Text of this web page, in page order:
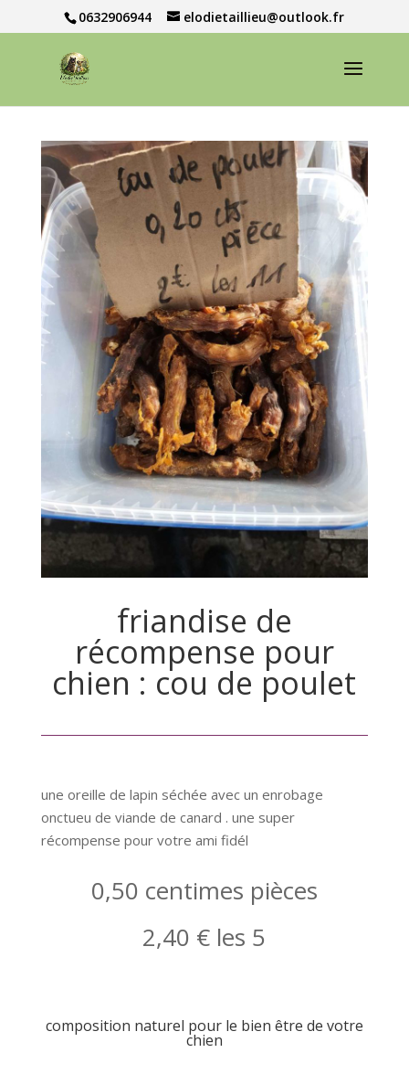
0632906944 elodietaillieu@outlook.fr
friandise de
récompense pour
chien : cou de poulet
une oreille de lapin séchée avec un enrobage
onctueu de viande de canard . une super
récompense pour votre ami fidél
0,50 centimes pièces
2,40 € les 5
composition naturel pour le bien être de votre
chien